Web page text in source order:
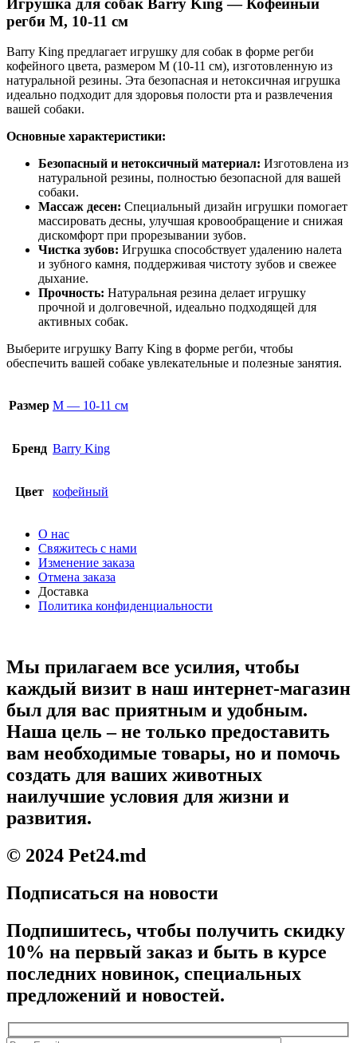
регби M, 10-11 см
Barry King предлагает игрушку для собак в форме регби
кофейного цвета, размером M (10-11 см), изготовленную из
натуральной резины. Эта безопасная и нетоксичная игрушка
идеально подходит для здоровья полости рта и развлечения
вашей собаки.
Основные характеристики:
Безопасный и нетоксичный материал: Изготовлена из
натуральной резины, полностью безопасной для вашей
собаки.
Массаж десен: Специальный дизайн игрушки помогает
массировать десны, улучшая кровообращение и снижая
дискомфорт при прорезывании зубов.
Чистка зубов: Игрушка способствует удалению налета
и зубного камня, поддерживая чистоту зубов и свежее
дыхание.
Прочность: Натуральная резина делает игрушку
прочной и долговечной, идеально подходящей для
активных собак.
Выберите игрушку Barry King в форме регби, чтобы
обеспечить вашей собаке увлекательные и полезные занятия.
Размер М — 10-11 см
Бренд Barry King
Цвет кофейный
О нас
Свяжитесь с нами
Изменение заказа
Отмена заказа
Доставка
Политика конфиденциальности
Мы прилагаем все усилия, чтобы
каждый визит в наш интернет-магазин
был для вас приятным и удобным.
Наша цель – не только предоставить
вам необходимые товары, но и помочь
создать для ваших животных
наилучшие условия для жизни и
развития.
© 2024 Pet24.md
Подписаться на новости
Подпишитесь, чтобы получить скидку
10% на первый заказ и быть в курсе
последних новинок, специальных
предложений и новостей.